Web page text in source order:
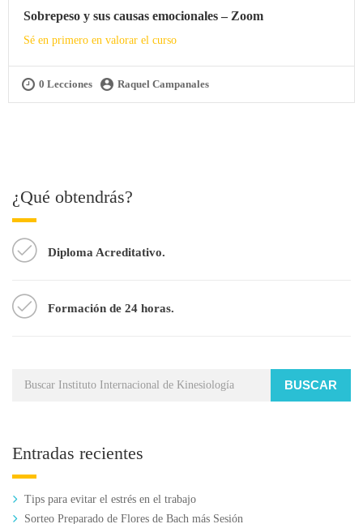
Sobrepeso y sus causas emocionales – Zoom
Sé en primero en valorar el curso
0 Lecciones Raquel Campanales
¿Qué obtendrás?
Diploma Acreditativo.
Formación de 24 horas.
BUSCAR
Entradas recientes
Tips para evitar el estrés en el trabajo
Sorteo Preparado de Flores de Bach más Sesión